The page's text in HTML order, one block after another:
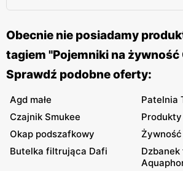
Obecnie nie posiadamy
tagiem "Pojemniki na żywność
Sprawdź podobne oferty:
Agd małe
Patelnia
Czajnik Smukee
Produkty
Okap podszafkowy
Żywność
Butelka filtrująca Dafi